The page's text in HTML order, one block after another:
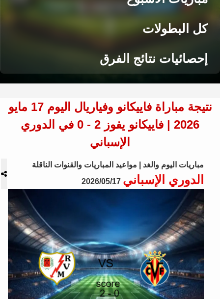
كل البطولات
إحصائيات نتائج الفرق
نتيجة مباراة فاييكانو وفياريال اليوم 17 مايو
2026 | فاييكانو يفوز 2 - 0 في الدوري
الإسباني
مباريات اليوم والغد | مواعيد المباريات والقنوات الناقلة
الدوري الإسباني 2026/05/17